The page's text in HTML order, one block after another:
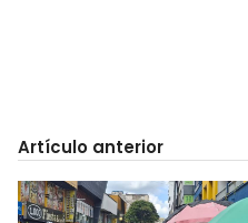
Artículo anterior